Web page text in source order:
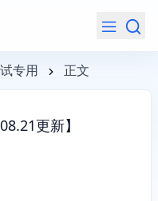
试专用 正文
更新】